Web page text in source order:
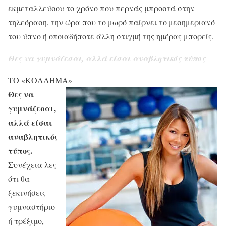
εκμεταλλεύσου το χρόνο που περνάς μπροστά στην
τηλεόραση, την ώρα που το μωρό παίρνει το μεσημεριανό
του ύπνο ή οποιαδήποτε άλλη στιγμή της ημέρας μπορείς.
Θες να γυμνάζεσαι, αλλά είσαι αναβλητικός τύπος
ΤΟ «ΚΟΛΛΗΜΑ»
Θες να
γυμνάζεσαι,
αλλά είσαι
αναβλητικός
τύπος.
Συνέχεια λες
ότι θα
ξεκινήσεις
γυμναστήριο
ή τρέξιμο,